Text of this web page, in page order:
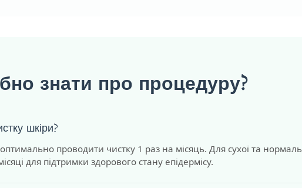
знати про процедуру?
шкіри?
проводити чистку 1 раз на місяць. Для сухої та
для підтримки здорового стану епідермісу.